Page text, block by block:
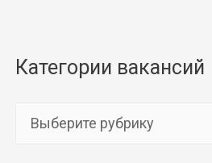
Категории вакансий